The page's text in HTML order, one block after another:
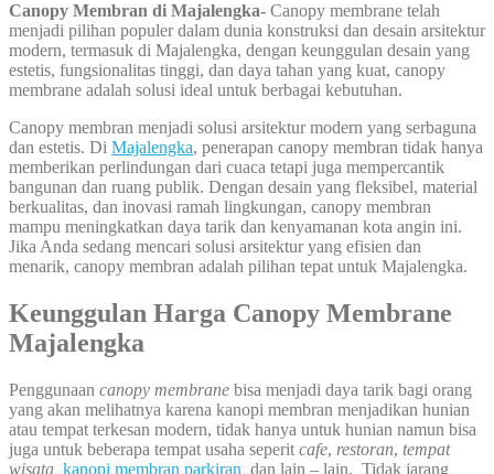
Canopy Membran di Majalengka- Canopy membrane telah
menjadi pilihan populer dalam dunia konstruksi dan desain arsitektur
modern, termasuk di Majalengka, dengan keunggulan desain yang
estetis, fungsionalitas tinggi, dan daya tahan yang kuat, canopy
membrane adalah solusi ideal untuk berbagai kebutuhan.
Canopy membran menjadi solusi arsitektur modern yang serbaguna
dan estetis. Di Majalengka, penerapan canopy membran tidak hanya
memberikan perlindungan dari cuaca tetapi juga mempercantik
bangunan dan ruang publik. Dengan desain yang fleksibel, material
berkualitas, dan inovasi ramah lingkungan, canopy membran
mampu meningkatkan daya tarik dan kenyamanan kota angin ini.
Jika Anda sedang mencari solusi arsitektur yang efisien dan
menarik, canopy membran adalah pilihan tepat untuk Majalengka.
Keunggulan Harga Canopy Membrane
Majalengka
Penggunaan canopy membrane bisa menjadi daya tarik bagi orang
yang akan melihatnya karena kanopi membran menjadikan hunian
atau tempat terkesan modern, tidak hanya untuk hunian namun bisa
juga untuk beberapa tempat usaha seperit cafe, restoran, tempat
wisata, kanopi membran parkiran dan lain – lain. Tidak jarang